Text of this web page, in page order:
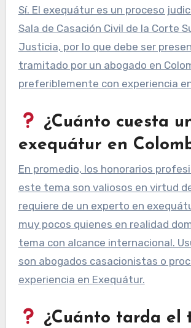
Sí. El exequátur es un proceso judicial ante la
Sala de Casación Civil de la Corte
Justicia, por lo que debe ser
tramitado por un abogado en
preferiblemente con experiencia
¿Cuánto cuesta
exequátur en
En promedio, los honorarios profesionales en
este tema son valiosos en virtud
requiere de un experto en
muy pocos quienes en realidad
tema con alcance internacional.
son abogados casacionistas o
experiencia en Exequátur.
¿Cuánto tarda el